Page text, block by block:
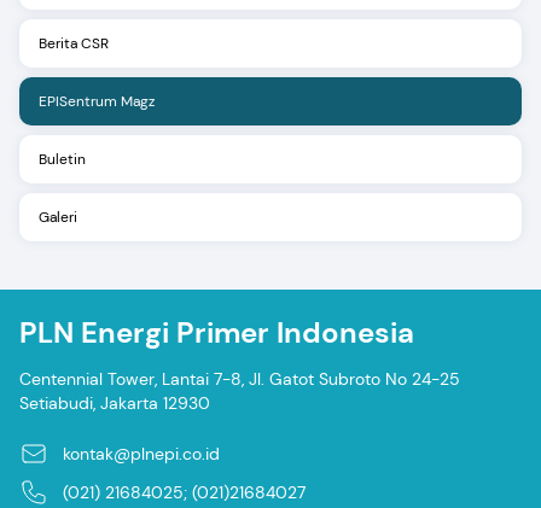
Berita CSR
EPISentrum Magz
Buletin
Galeri
PLN Energi Primer Indonesia
Centennial Tower, Lantai 7-8, Jl. Gatot Subroto No 24-25
Setiabudi, Jakarta 12930
kontak@plnepi.co.id
(021) 21684025; (021)21684027